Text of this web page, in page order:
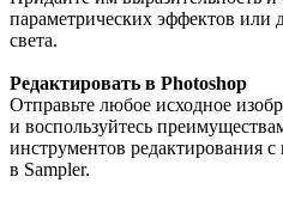
параметрических эффектов или
света.
Редактировать в Photoshop
Отправьте любое исходное
и воспользуйтесь
инструментов редактирования
в Sampler.